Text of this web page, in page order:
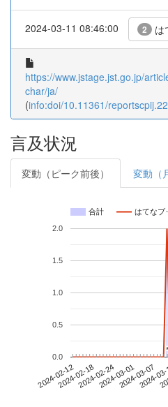
2024-03-11 08:46:00 2 は
https://www.jstage.jst.go.jp/
char/ja/
(info:doi/10.11361/
言及状況
変動（ピーク前後） 変動（
合計 はてなブ
2024-02-122024-02-182024-02-242024-03-012024-03-07
2024-
0.0
0.5
1.0
1.5
2.0
**